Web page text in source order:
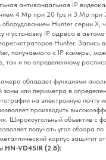
антивандальная IP
4 Mp при 20 fps и 3 Mp при
Hunter серии X,
и установку IP адреса в
Hunter. Запись
получаемого с IP камеры,
так и по определенному
обладает функциями
зоны или периметра в
на электронную почту
производить
Широкоугольный объектив с
получать угол обзора по
корпус защитит
HN-VD45IR (2.8):